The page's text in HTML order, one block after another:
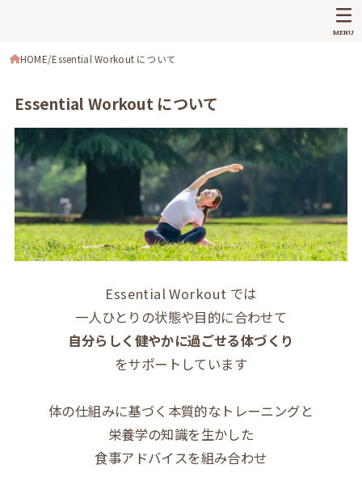
MENU
HOME Essential Workout について
Essential Workout について
Essential Workout では
一人ひとりの状態や目的に合わせて
自分らしく健やかに過ごせる体づくり
をサポートしています
体の仕組みに基づく本質的なトレーニングと
栄養学の知識を生かした
食事アドバイスを組み合わせ